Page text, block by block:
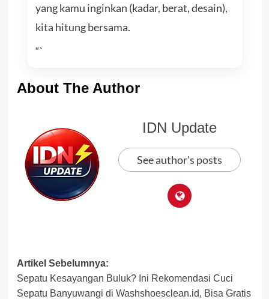
yang kamu inginkan (kadar, berat, desain),
kita hitung bersama.
“`
About The Author
IDN Update
See author's posts
Post
navigation
Artikel Sebelumnya:
Sepatu Kesayangan Buluk? Ini Rekomendasi Cuci
Sepatu Banyuwangi di Washshoesclean.id, Bisa Gratis